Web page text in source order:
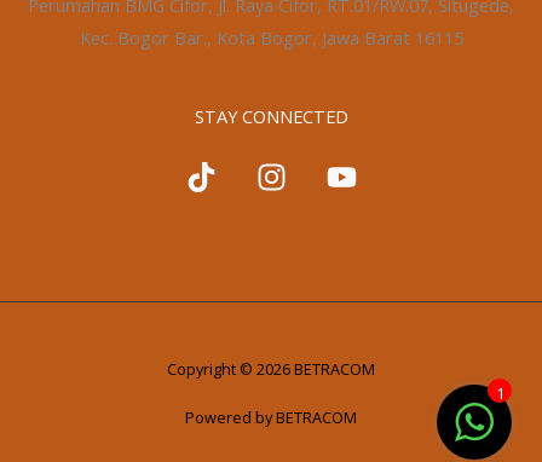
Perumahan BMG Cifor, Jl. Raya Cifor, RT.01/RW.07, Situgede,
Kec. Bogor Bar., Kota Bogor, Jawa Barat 16115
STAY CONNECTED
Copyright © 2026 BETRACOM
Powered by BETRACOM
1